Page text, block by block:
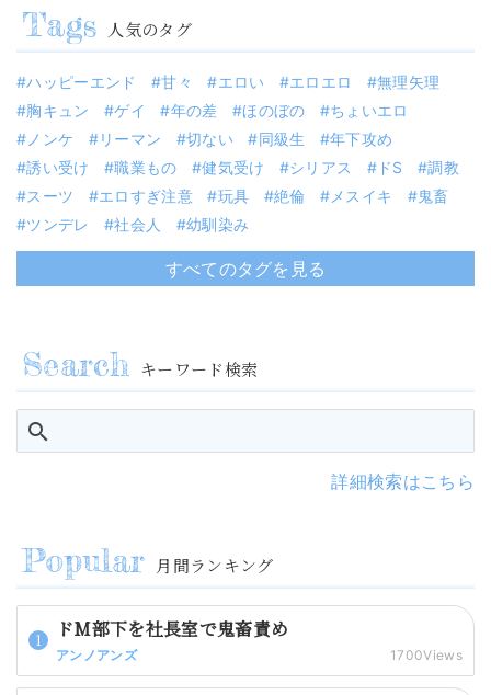
人気のタグ
ハッピーエンド 甘々 エロい エロエロ
無理矢理
胸キュン
ゲイ 年の差 ほのぼの
ちょいエロ
ノンケ
リーマン 切ない 同級生
年下攻め
誘い受け
職業もの 健気受け シリアス ドS
調教
スーツ
エロすぎ注意 玩具 絶倫 メスイキ
鬼畜
ツンデレ
社会人 幼馴染み
すべてのタグを見る
キーワード検索
詳細検索はこちら
月間ランキング
ドM部下を社長室で鬼畜責め
アンノアンズ 1700Views